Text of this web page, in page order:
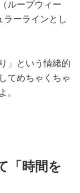
ループウィー
ラーラインとし
」という情緒的
てめちゃくちゃ
。
「時間を